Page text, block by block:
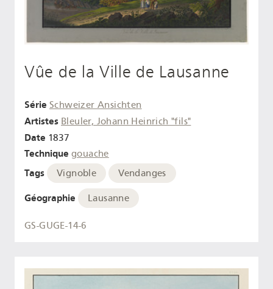
Vûe de la Ville de Lausanne
Série Schweizer Ansichten
Artistes Bleuler, Johann Heinrich "fils"
Date 1837
Technique gouache
Tags Vignoble Vendanges
Géographie Lausanne
GS-GUGE-14-6